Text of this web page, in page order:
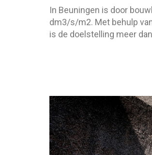
In Beuningen is door
dm3/s/m2. Met behulp
is de doelstelling meer